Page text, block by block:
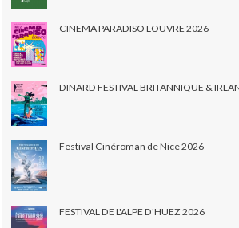
CINEMA PARADISO LOUVRE 2026
DINARD FESTIVAL BRITANNIQUE &
Festival Cinéroman de Nice 2026
FESTIVAL DE L'ALPE D'HUEZ 2026